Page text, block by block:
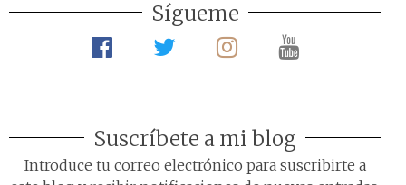
Sígueme
Suscríbete a mi blog
Introduce tu correo electrónico para suscribirte a